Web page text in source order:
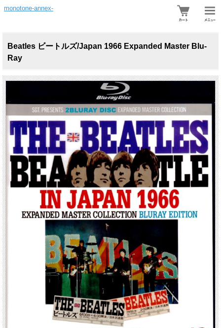
monotone-annex-
Beatles ビートルズ/Japan 1966 Expanded Master Blu-
Ray